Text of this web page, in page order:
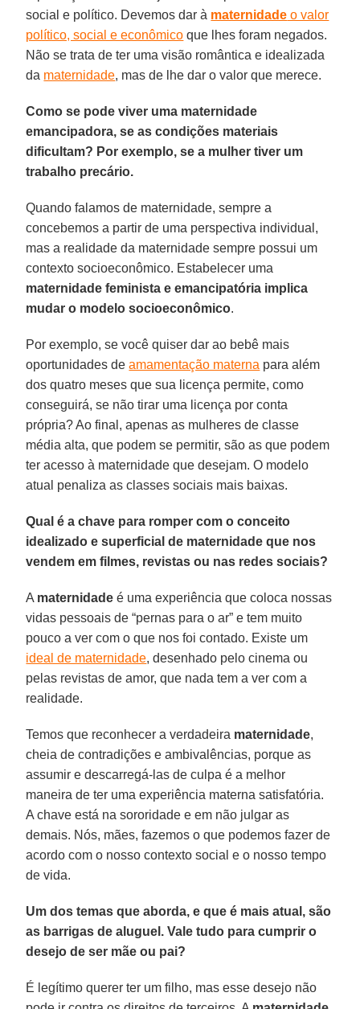
social e político. Devemos dar à maternidade o valor
político, social e econômico que lhes foram negados.
Não se trata de ter uma visão romântica e idealizada
da maternidade, mas de lhe dar o valor que merece.
Como se pode viver uma maternidade
emancipadora, se as condições materiais
dificultam? Por exemplo, se a mulher tiver um
trabalho precário.
Quando falamos de maternidade, sempre a
concebemos a partir de uma perspectiva individual,
mas a realidade da maternidade sempre possui um
contexto socioeconômico. Estabelecer uma
maternidade feminista e emancipatória implica
mudar o modelo socioeconômico.
Por exemplo, se você quiser dar ao bebê mais
oportunidades deamamentação materna para além
dos quatro meses que sua licença permite, como
conseguirá, se não tirar uma licença por conta
própria? Ao final, apenas as mulheres de classe
média alta, que podem se permitir, são as que podem
ter acesso à maternidade que desejam. O modelo
atual penaliza as classes sociais mais baixas.
Qual é a chave para romper com o conceito
idealizado e superficial de maternidade que nos
vendem em filmes, revistas ou nas redes sociais?
A maternidade é uma experiência que coloca nossas
vidas pessoais de “pernas para o ar” e tem muito
pouco a ver com o que nos foi contado. Existe um
ideal de maternidade, desenhado pelo cinema ou
pelas revistas de amor, que nada tem a ver com a
realidade.
Temos que reconhecer a verdadeira maternidade,
cheia de contradições e ambivalências, porque as
assumir e descarregá-las de culpa é a melhor
maneira de ter uma experiência materna satisfatória.
A chave está na sororidade e em não julgar as
demais. Nós, mães, fazemos o que podemos fazer de
acordo com o nosso contexto social e o nosso tempo
de vida.
Um dos temas que aborda, e que é mais atual, são
as barrigas de aluguel. Vale tudo para cumprir o
desejo de ser mãe ou pai?
É legítimo querer ter um filho, mas esse desejo não